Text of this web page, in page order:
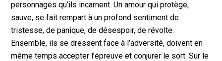
personnages qu’ils incarnent. Un amour qui protège,
sauve, se fait rempart à un profond sentiment de
tristesse, de panique, de désespoir, de révolte.
Ensemble, ils se dressent face à l’adversité, doivent en
même temps accepter l’épreuve et conjurer le sort. Sur le